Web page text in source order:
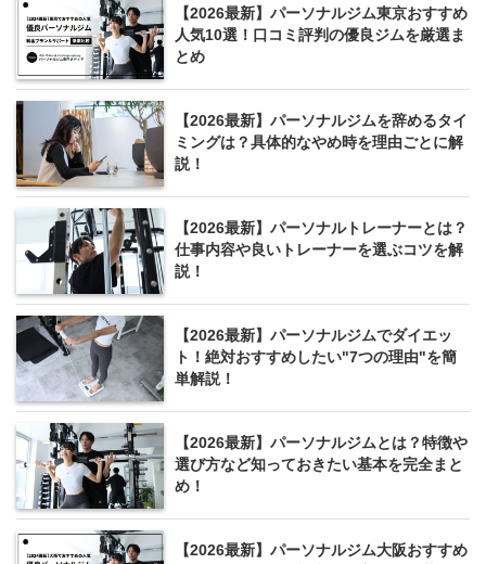
【2026最新】パーソナルジム東京おすすめ
人気10選！口コミ評判の優良ジムを厳選ま
とめ
【2026最新】パーソナルジムを辞めるタイ
ミングは？具体的なやめ時を理由ごとに解
説！
【2026最新】パーソナルトレーナーとは？
仕事内容や良いトレーナーを選ぶコツを解
説！
【2026最新】パーソナルジムでダイエッ
ト！絶対おすすめしたい"7つの理由"を簡
単解説！
【2026最新】パーソナルジムとは？特徴や
選び方など知っておきたい基本を完全まと
め！
【2026最新】パーソナルジム大阪おすすめ